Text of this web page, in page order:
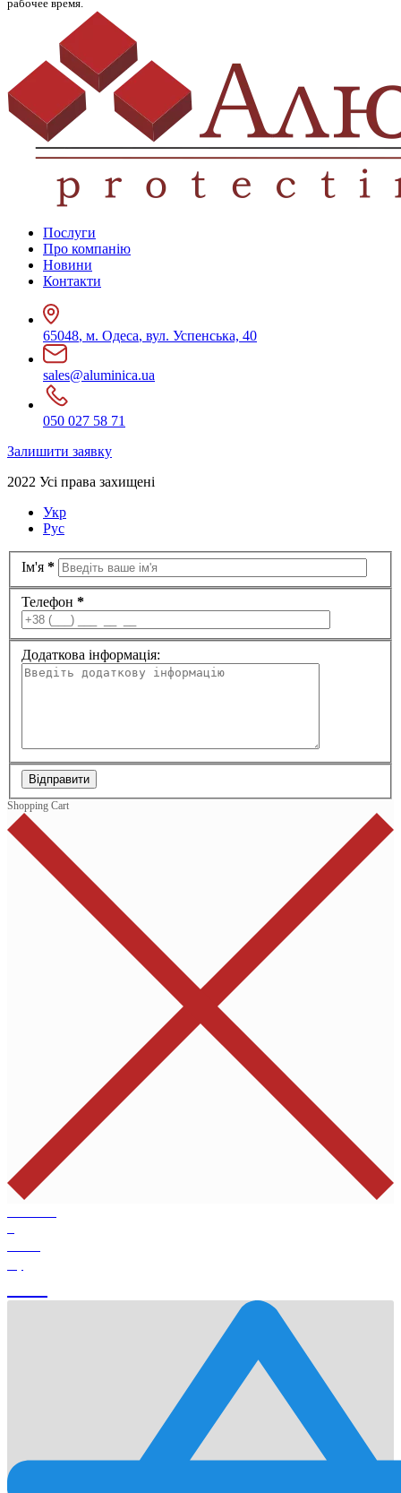
рабочее время.
Послуги
Про компанію
Новини
Контакти
65048, м. Одеса, вул. Успенська, 40
sales@aluminica.ua
050 027 58 71
Залишити заявку
2022 Усі права захищені
Укр
Рус
Ім'я *
Телефон *
Додаткова інформація:
Відправити
Shopping Cart